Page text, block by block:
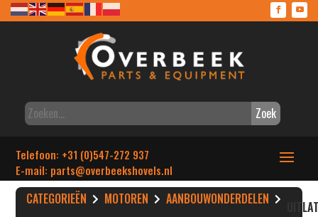
Zoek
Telefoon: +31 (0)547-272 937
E-mail: parts@overbeekshovels.nl
CATEGORIEËN MOTOREN AANBOUWONDERDELEN